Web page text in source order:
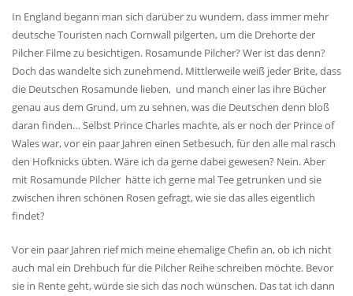
In England begann man sich darüber zu wundern, dass immer mehr
deutsche Touristen nach Cornwall pilgerten, um die Drehorte der
Pilcher Filme zu besichtigen. Rosamunde Pilcher? Wer ist das denn?
Doch das wandelte sich zunehmend. Mittlerweile weiß jeder Brite, dass
die Deutschen Rosamunde lieben, und manch einer las ihre Bücher
genau aus dem Grund, um zu sehnen, was die Deutschen denn bloß
daran finden… Selbst Prince Charles machte, als er noch der Prince of
Wales war, vor ein paar Jahren einen Setbesuch, für den alle mal rasch
den Hofknicks übten. Wäre ich da gerne dabei gewesen? Nein. Aber
mit Rosamunde Pilcher hätte ich gerne mal Tee getrunken und sie
zwischen ihren schönen Rosen gefragt, wie sie das alles eigentlich
findet?
Vor ein paar Jahren rief mich meine ehemalige Chefin an, ob ich nicht
auch mal ein Drehbuch für die Pilcher Reihe schreiben möchte. Bevor
sie in Rente geht, würde sie sich das noch wünschen. Das tat ich dann